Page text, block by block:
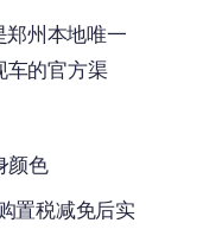
郑州本地唯一
车的官方渠
颜色
置税减免后实